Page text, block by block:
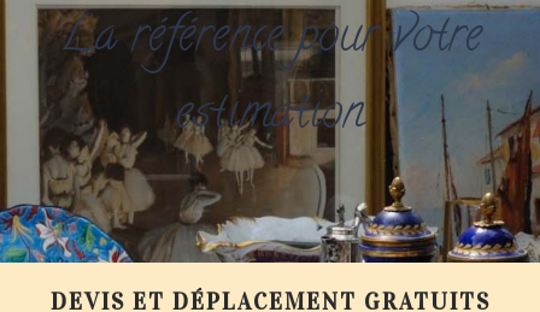
La référence pour votre
estimation
DEVIS ET DÉPLACEMENT GRATUITS